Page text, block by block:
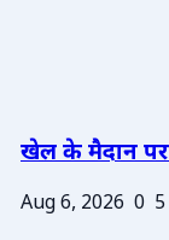
खेल के मैदान पर
Aug 6, 2026 0 5